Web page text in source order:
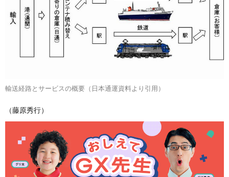
輸送経路とサービスの概要（日本通運資料より引用）
（藤原秀行）